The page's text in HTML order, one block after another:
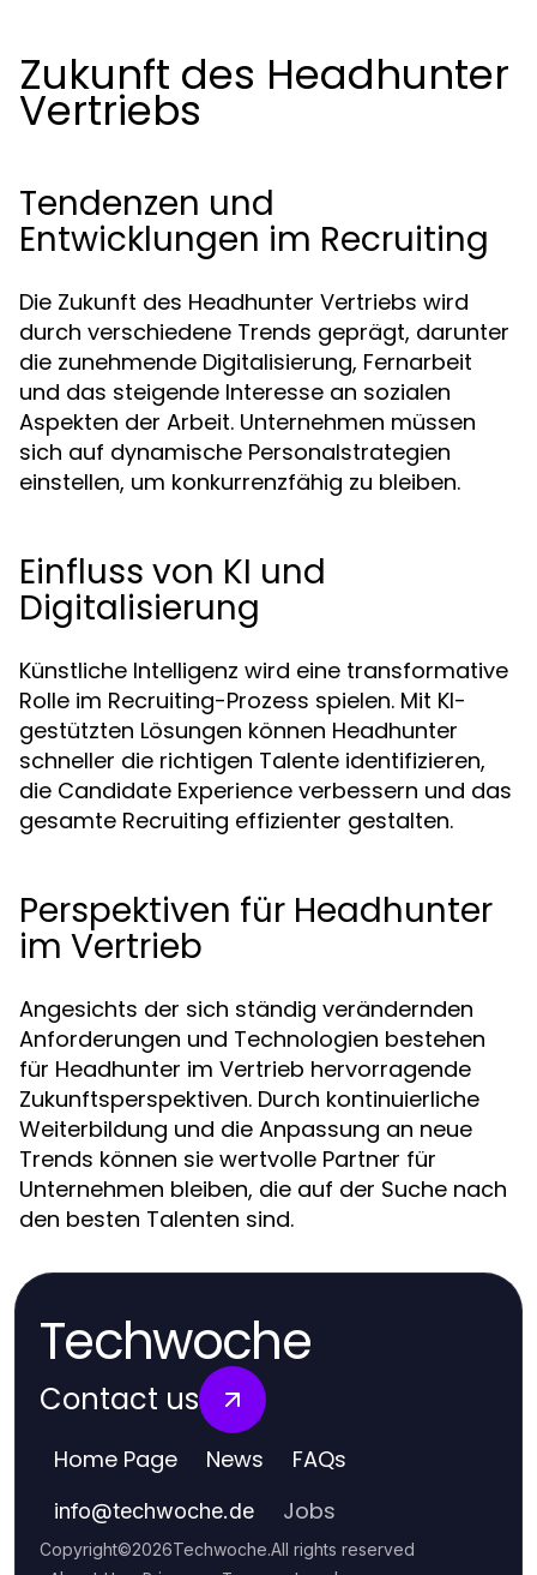
Zukunft des Headhunter
Vertriebs
Tendenzen und
Entwicklungen im Recruiting
Die Zukunft des Headhunter Vertriebs wird
durch verschiedene Trends geprägt, darunter
die zunehmende Digitalisierung, Fernarbeit
und das steigende Interesse an sozialen
Aspekten der Arbeit. Unternehmen müssen
sich auf dynamische Personalstrategien
einstellen, um konkurrenzfähig zu bleiben.
Einfluss von KI und
Digitalisierung
Künstliche Intelligenz wird eine transformative
Rolle im Recruiting-Prozess spielen. Mit KI-
gestützten Lösungen können Headhunter
schneller die richtigen Talente identifizieren,
die Candidate Experience verbessern und das
gesamte Recruiting effizienter gestalten.
Perspektiven für Headhunter
im Vertrieb
Angesichts der sich ständig verändernden
Anforderungen und Technologien bestehen
für Headhunter im Vertrieb hervorragende
Zukunftsperspektiven. Durch kontinuierliche
Weiterbildung und die Anpassung an neue
Trends können sie wertvolle Partner für
Unternehmen bleiben, die auf der Suche nach
den besten Talenten sind.
Techwoche
Contact us
Home Page News FAQs
info@techwoche.de Jobs
Copyright©2026Techwoche.All rights reserved